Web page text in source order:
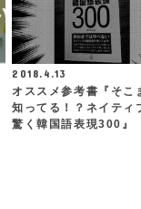
2018.4.13
オススメ参考書『そこ
知ってる！？ネイティ
驚く韓国語表現300』